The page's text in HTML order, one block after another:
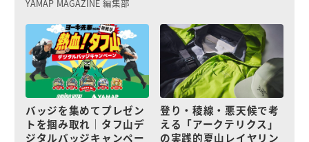
YAMAP MAGAZINE 編集部
バッジを集めてプレゼン
トを掴み取れ｜タフ山デ
ジタルバッジキャンペー
登り・稜線・悪天候で考
える「アークテリクス」
の実践的夏山レイヤリン